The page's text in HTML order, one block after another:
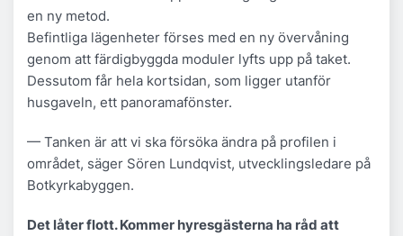
en ny metod.
Befintliga lägenheter förses med en ny övervåning
genom att färdigbyggda moduler lyfts upp på taket.
Dessutom får hela kortsidan, som ligger utanför
husgaveln, ett panoramafönster.
— Tanken är att vi ska försöka ändra på profilen i
området, säger Sören Lundqvist, utvecklingsledare på
Botkyrkabyggen.
Det låter flott. Kommer hyresgästerna ha råd att